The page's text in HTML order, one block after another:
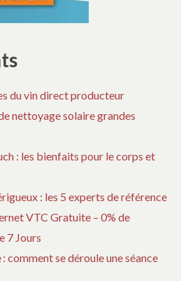
du vin direct producteur
nettoyage solaire grandes
: les bienfaits pour le corps et
: les 5 experts de référence
VTC Gratuite – 0% de
7 Jours
comment se déroule une séance